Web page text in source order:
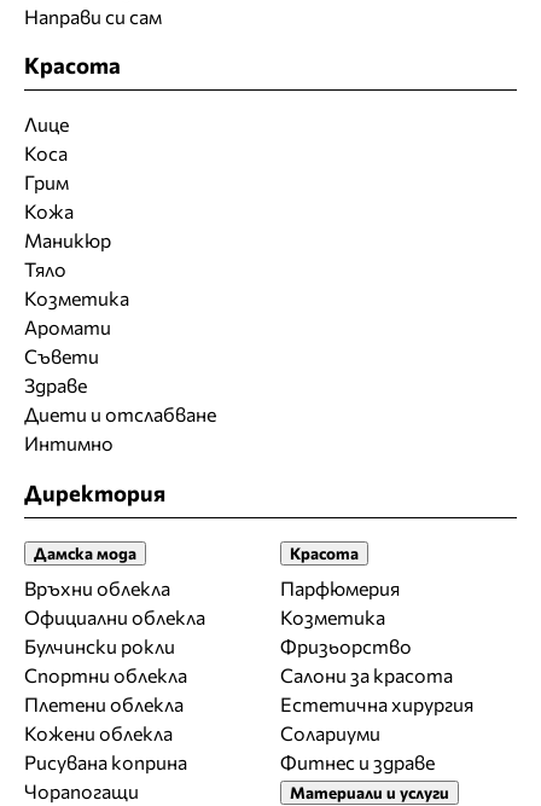
Направи си сам
Красота
Лице
Коса
Грим
Кожа
Маникюр
Тяло
Козметика
Аромати
Съвети
Здраве
Диети и отслабване
Интимно
Директория
Дамска мода
Връхни облекла
Официални облекла
Булчински рокли
Спортни облекла
Плетени облекла
Кожени облекла
Рисувана коприна
Чорапогащи
Красота
Парфюмерия
Козметика
Фризьорство
Салони за красота
Естетична хирургия
Солариуми
Фитнес и здраве
Материали и услуги